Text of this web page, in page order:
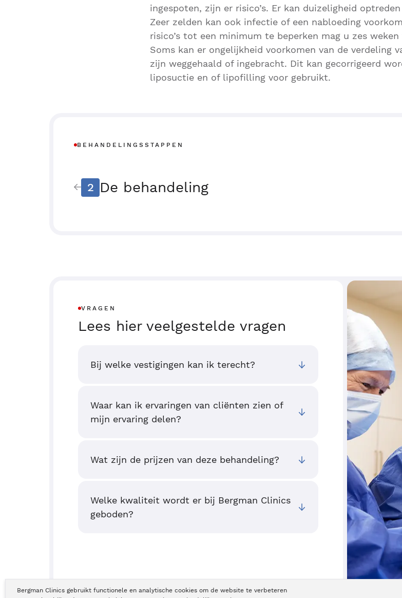
Bergman Clinics gebruikt functionele en analytische cookies om de website te verbeteren
ingespoten, zijn er risico’s. Er kan duizeligheid
Zeer zelden kan ook infectie of een nabloeding
risico’s tot een minimum te beperken mag u zes
Soms kan er ongelijkheid voorkomen van de verdeling
zijn weggehaald of ingebracht. Dit kan gecorrigeerd
liposuctie en of lipofilling voor gebruikt.
BEHANDELINGSSTAPPEN
2 De behandeling
VRAGEN
Lees hier veelgestelde vragen
Bij welke vestigingen kan ik terecht?
Waar kan ik ervaringen van cliënten zien of
mijn ervaring delen?
Wat zijn de prijzen van deze behandeling?
Welke kwaliteit wordt er bij Bergman Clinics
geboden?